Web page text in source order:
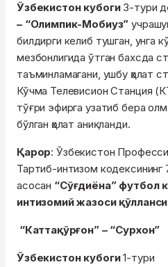
Ўзбекистон кубоги3-тури
– “Олимпик-Мобиуз”
билдирги келиб тушган, унга
мезбонлигида ўтган бахсда
таъминламагани, ушбу ҳолат
Кўчма Телевисион Станция
тўғри эфирга узатиб бера
бўлган ҳолат аниқланди.
Қарор: Ўзбекистон
Тартиб-интизом
асосан “Сўғдиёна” футбол
интизомий жазоси
“Каттақўрғон” – “Сурхон”
Ўзбекистон кубоги1-тури